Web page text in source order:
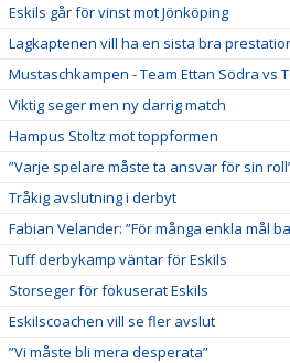
Eskils går för vinst mot Jönköping
Lagkaptenen vill ha en sista bra
Mustaschkampen - Team Ettan Södra vs
Viktig seger men ny darrig match
Hampus Stoltz mot toppformen
”Varje spelare måste ta ansvar för sin
Tråkig avslutning i derbyt
Fabian Velander: ”För många enkla mål
Tuff derbykamp väntar för Eskils
Storseger för fokuserat Eskils
Eskilscoachen vill se fler avslut
”Vi måste bli mera desperata”